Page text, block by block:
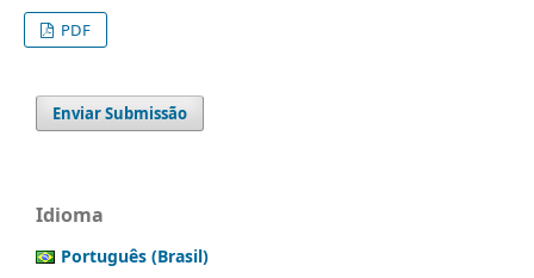
PDF
Enviar Submissão
Idioma
Português (Brasil)